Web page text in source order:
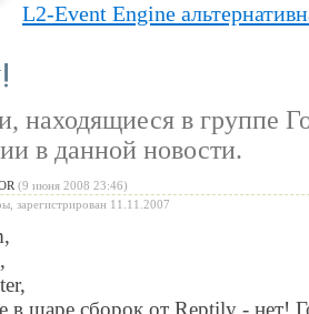
L2-Event Engine
бесплатную модель
«Испеки свою любовь» —
Святого Валентина
находящиеся в группе
в данной новости.
(9 июня 2008 23:46)
зарегистрирован 11.11.2007
,
,
,
в шаре сборок от Reptily - нет!